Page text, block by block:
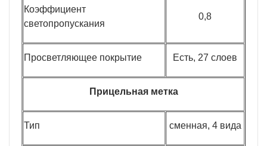
Коэффициент
светопропускания
0,8
Просветляющее покрытие Есть, 27 слоев
Прицельная метка
Тип сменная, 4 вида